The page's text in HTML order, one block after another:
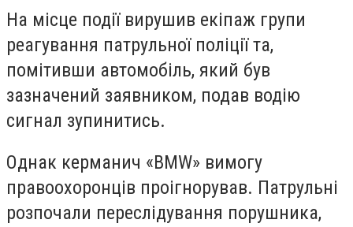
На місце події вирушив екіпаж групи
реагування патрульної поліції та,
помітивши автомобіль, який був
зазначений заявником, подав водію
сигнал зупинитись.
Однак керманич «BMW» вимогу
правоохоронців проігнорував. Патрульні
розпочали переслідування порушника,